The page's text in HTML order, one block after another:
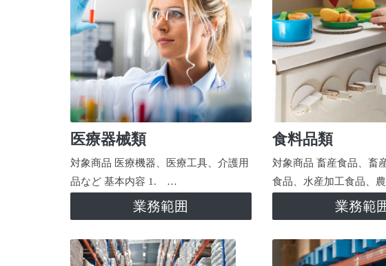
医療器械類
対象商品 医療機器、医療工具、介護用
品など 基本内容 1. …
業務範囲
食料品類
対象商品 畜産食品、畜
食品、水産加工食品、
業務範